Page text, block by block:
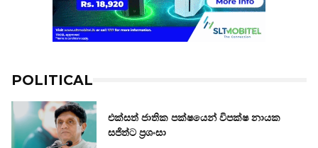
POLITICAL
එක්සත් ජාතික පක්ෂයෙන් විපක්ෂ නායක
සජිත්ට ප්‍රශංසා